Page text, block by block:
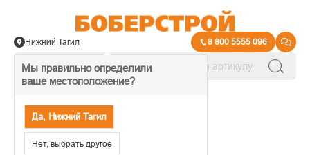
Мы правильно определили
ваше местоположение?
Да, Нижний Тагил
Нет, выбрать другое
Нижний Тагил 8 800 5555 096
Донные клапаны